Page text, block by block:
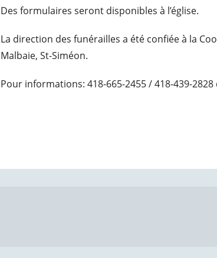
Des formulaires seront disponibles à l’église.
La direction des funérailles a été confiée à la
Malbaie, St-Siméon.
Pour informations: 418-665-2455 / 418-439-